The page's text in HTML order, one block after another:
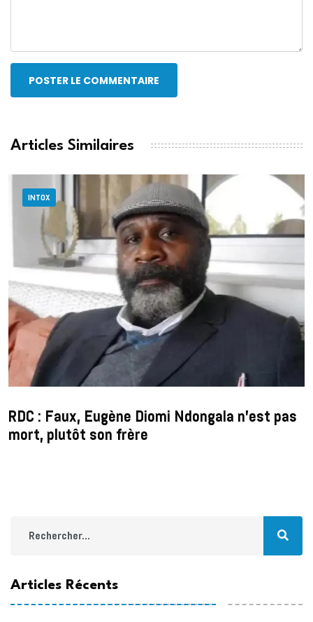
POSTER LE COMMENTAIRE
Articles Similaires
INTOX
RDC : Faux, Eugène Diomi Ndongala n’est pas
mort, plutôt son frère
Articles Récents